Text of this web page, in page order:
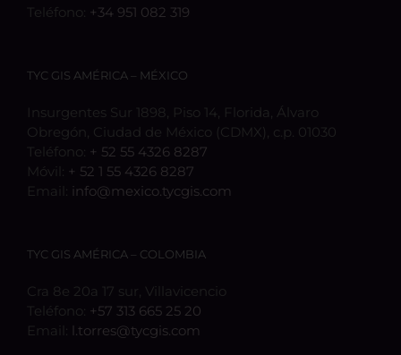
Teléfono: +34 951 082 319
TYC GIS AMÉRICA – MÉXICO
Insurgentes Sur 1898, Piso 14, Florida, Álvaro
Obregón, Ciudad de México (CDMX), c.p. 01030
Teléfono: + 52 55 4326 8287
Móvil: + 52 1 55 4326 8287
Email: info@mexico.tycgis.com
TYC GIS AMÉRICA – COLOMBIA
Cra 8e 20a 17 sur, Villavicencio
Teléfono: +57 313 665 25 20
Email:
l.torres@tycgis.com